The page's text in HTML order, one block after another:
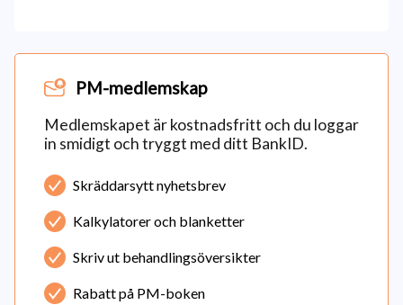
PM-medlemskap
Medlemskapet är kostnadsfritt och du loggar
in smidigt och tryggt med ditt BankID.
Skräddarsytt nyhetsbrev
Kalkylatorer och blanketter
Skriv ut behandlingsöversikter
Rabatt på PM-boken